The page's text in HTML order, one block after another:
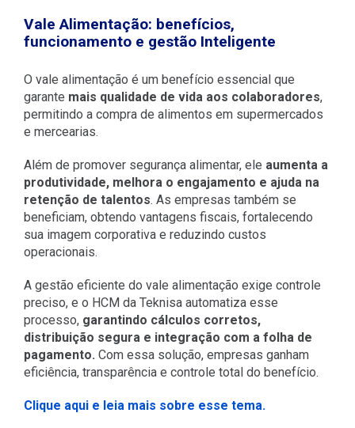
Vale Alimentação: benefícios,
funcionamento e gestão Inteligente
O vale alimentação é um benefício essencial que
garante mais qualidade de vida aos colaboradores,
permitindo a compra de alimentos em supermercados
e mercearias.
Além de promover segurança alimentar, ele aumenta a
produtividade, melhora o engajamento e ajuda na
retenção de talentos. As empresas também se
beneficiam, obtendo vantagens fiscais, fortalecendo
sua imagem corporativa e reduzindo custos
operacionais.
A gestão eficiente do vale alimentação exige controle
preciso, e o HCM da Teknisa automatiza esse
processo, garantindo cálculos corretos,
distribuição segura e integração com a folha de
pagamento. Com essa solução, empresas ganham
eficiência, transparência e controle total do benefício.
Clique aqui e leia mais sobre esse tema.